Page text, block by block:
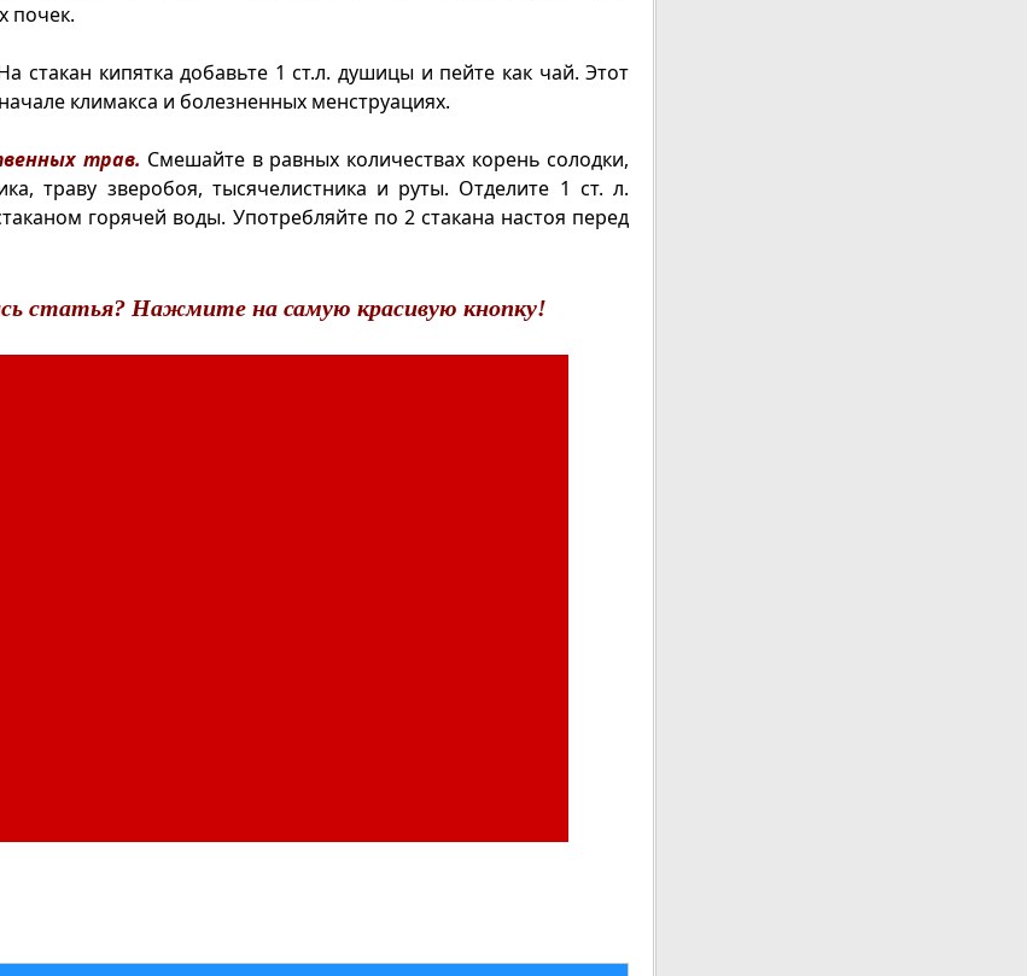
почек.
стакан кипятка добавьте 1 ст.л. душицы и пейте как чай. Этот
климакса и болезненных менструациях.
трав. Смешайте в равных количествах корень солодки,
траву зверобоя, тысячелистника и руты. Отделите 1 ст. л.
горячей воды. Употребляйте по 2 стакана настоя перед
статья? Нажмите на самую красивую кнопку!